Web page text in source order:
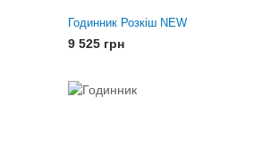
Годинник Розкіш NEW
9 525 грн